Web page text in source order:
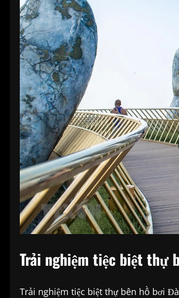
Trải nghiệm tiệc biệt thự
Trải nghiệm tiệc biệt thự bên hồ bơi